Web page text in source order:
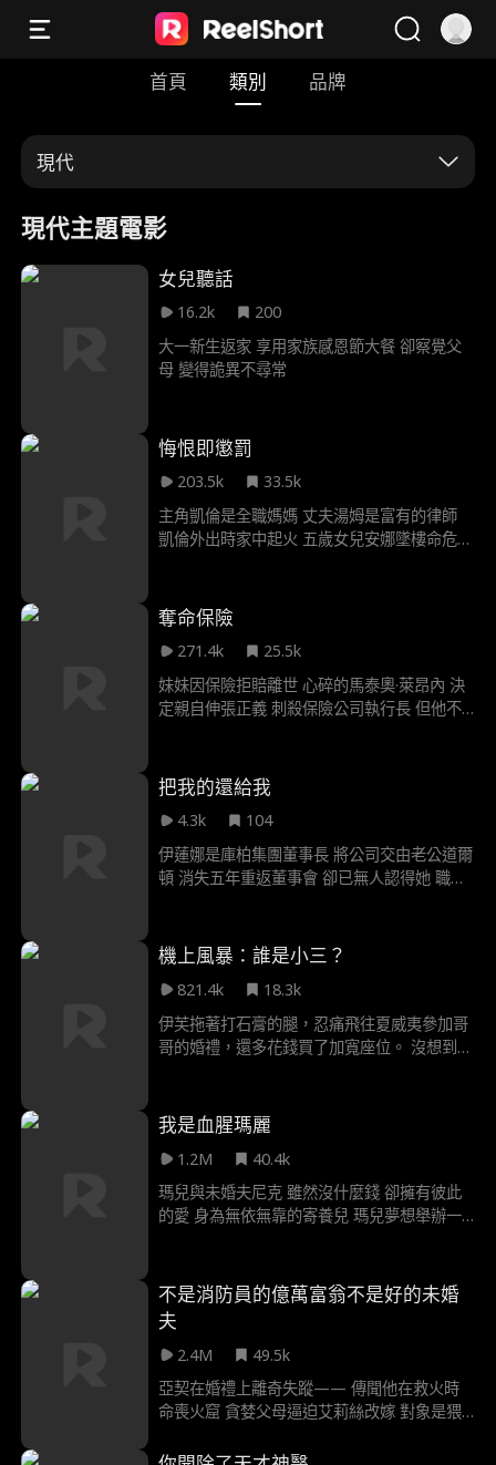
首頁 類別 品牌
現代
現代主題電影
女兒聽話
16.2k
200
大一新生返家 享用家族感恩節大餐 卻察覺父
母 變得詭異不尋常
悔恨即懲罰
203.5k
33.5k
主角凱倫是全職媽媽 丈夫湯姆是富有的律師
凱倫外出時家中起火 五歲女兒安娜墜樓命危
倫外遇後在回家路上 座車被這輛消防車擦撞
她要求對方下跪道歉 並要求賠償耽誤救援 梅
莉與醫護人員伊芙 以及好心路人勸她移車 凱
倫卻執意毫不退讓 完全不知這輛消防車 正趕
去救她親生女兒
奪命保險
271.4k
25.5k
妹妹因保險拒賠離世 心碎的馬泰奧·萊昂內 決
定親自伸張正義 刺殺保險公司執行長 但他不
方 沿途留下線索放話 迅速成為平民英雄 替被
噤聲的弱勢發聲
把我的還給我
4.3k
104
伊蓮娜是庫柏集團董事長 將公司交由老公道爾
頓 消失五年重返董事會 卻已無人認得她 職場
目睹兩人親密互動 竟誤認伊蓮娜是小三 隨後
更發現她懷孕了 妄想上位的芙蘿拉 決心盡全
力折磨伊蓮娜 誓言逼她徹底出局
機上風暴：誰是小三？
821.4k
18.3k
伊芙拖著打石膏的腿，忍痛飛往夏威夷參加哥
哥的婚禮，還多花錢買了加寬座位。 沒想到，
至攻擊機長導致迫降！ 更扯的是，潑婦的妹妹
克拉拉趕來助陣，一見伊芙就甩巴掌——「妳
這賤人，竟敢勾引我未婚夫！」……但伊芙根
本是未婚夫的親妹妹！婚禮毀了、克拉拉進了
監獄，這場荒謬鬧劇，誰才是真正的惡人？
我是血腥瑪麗
1.2M
40.4k
瑪兒與未婚夫尼克 雖然沒什麼錢 卻擁有彼此
的愛 身為無依無靠的寄養兒 瑪兒夢想舉辦一
歡迎瑪兒加入 神秘富有的索恩伍德家 甚至提
議在豪華莊園 為兩人舉辦婚禮 但在婚禮當天
早晨 一個駭人的發現 粉碎了瑪兒的夢想 她驚
覺自己迎來的 不是幸福快樂的日子 而是索恩
伍德家族 黑暗歷史交織的噩夢 ——甚至可能
讓她喪命
不是消防員的億萬富翁不是好的未婚
夫
2.4M
49.5k
亞契在婚禮上離奇失蹤—— 傳聞他在救火時
命喪火窟 貪婪父母逼迫艾莉絲改嫁 對象是猥
逢丈夫—— 他卻成了別人的未婚夫